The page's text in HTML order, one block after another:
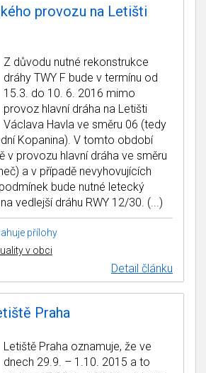
provozu na Letišti
Z důvodu nutné rekonstrukce
dráhy TWY F bude v termínu od
15.3. do 10. 6. 2016 mimo
provoz hlavní dráha na Letišti
Václava Havla ve směru 06 (tedy
Kopanina). V tomto období
v provozu hlavní dráha ve směru
a v případě nevyhovujících
bude nutné letecký
vedlejší dráhu RWY 12/30. (...)
přílohy
v obci
Detail článku
Praha
Letiště Praha oznamuje, že ve
dnech 29.9. – 1.10. 2015 a to